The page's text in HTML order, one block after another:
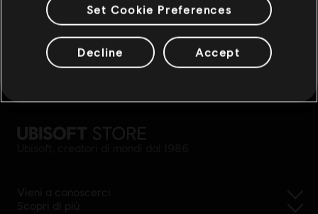
Set Cookie Preferences
Decline Accept